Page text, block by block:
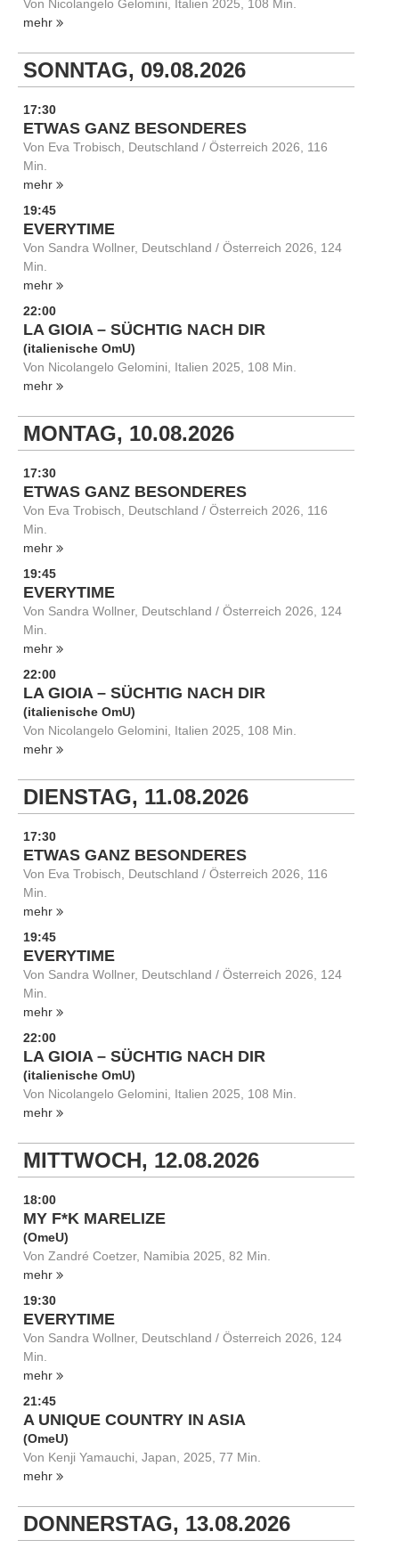
Von Nicolangelo Gelomini, Italien 2025, 108 Min.
mehr
SONNTAG, 09.08.2026
17:30
ETWAS GANZ BESONDERES
Von Eva Trobisch, Deutschland / Österreich 2026, 116
Min.
mehr
19:45
EVERYTIME
Von Sandra Wollner, Deutschland / Österreich 2026, 124
Min.
mehr
22:00
LA GIOIA – SÜCHTIG NACH DIR
(italienische OmU)
Von Nicolangelo Gelomini, Italien 2025, 108 Min.
mehr
MONTAG, 10.08.2026
17:30
ETWAS GANZ BESONDERES
Von Eva Trobisch, Deutschland / Österreich 2026, 116
Min.
mehr
19:45
EVERYTIME
Von Sandra Wollner, Deutschland / Österreich 2026, 124
Min.
mehr
22:00
LA GIOIA – SÜCHTIG NACH DIR
(italienische OmU)
Von Nicolangelo Gelomini, Italien 2025, 108 Min.
mehr
DIENSTAG, 11.08.2026
17:30
ETWAS GANZ BESONDERES
Von Eva Trobisch, Deutschland / Österreich 2026, 116
Min.
mehr
19:45
EVERYTIME
Von Sandra Wollner, Deutschland / Österreich 2026, 124
Min.
mehr
22:00
LA GIOIA – SÜCHTIG NACH DIR
(italienische OmU)
Von Nicolangelo Gelomini, Italien 2025, 108 Min.
mehr
MITTWOCH, 12.08.2026
18:00
MY F*K MARELIZE
(OmeU)
Von Zandré Coetzer, Namibia 2025, 82 Min.
mehr
19:30
EVERYTIME
Von Sandra Wollner, Deutschland / Österreich 2026, 124
Min.
mehr
21:45
A UNIQUE COUNTRY IN ASIA
(OmeU)
Von Kenji Yamauchi, Japan, 2025, 77 Min.
mehr
DONNERSTAG, 13.08.2026